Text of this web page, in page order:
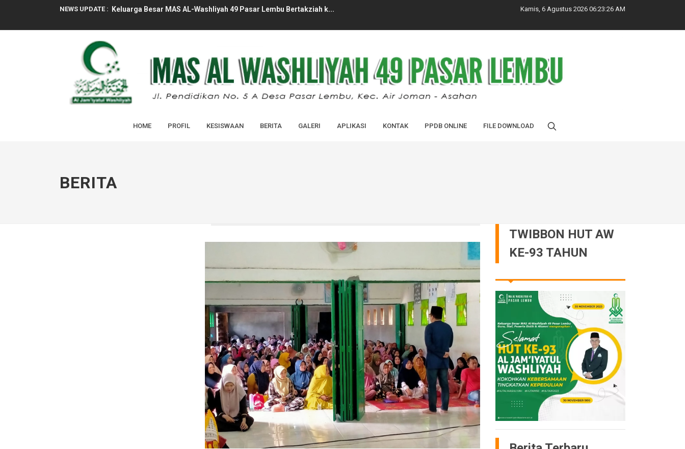
NEWS UPDATE : Keluarga Besar MAS AL-Washliyah 49 Pasar Lembu Bertakziah k...
PELAKSANAAN MASA TAARUF MURID MADRASAH MADRASAH (MATAMUDA) ...
UPACARA BENDERA TANDAI HARI PERDANA MASUK MADRASAH TAHUN AJA...
RAPAT PROGRAM KERJA TAHUN PELAJARAN 2026/2027 MAS AL-WASHLI...
RAPAT KENAIKAN KELAS X & XI TAHUN PELAJARAN 2025/2026 MAS AL...
PENGUMUMAN KELULUSAN PESERTA DIDIK KELAS XII TAHUN PELAJARAN...
Kamis, 6 Agustus 2026 06:23:27 AM
HOME PROFIL KESISWAAN BERITA GALERI APLIKASI KONTAK PPDB ONLINE FILE DOWNLOAD
BERITA
TWIBBON HUT AW
KE-93 TAHUN